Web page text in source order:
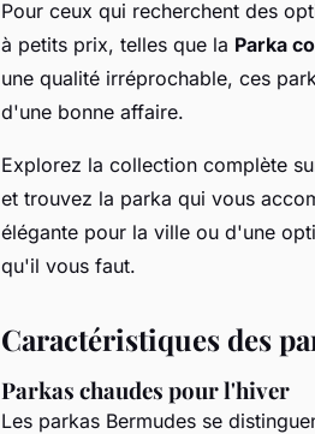
Pour ceux qui recherchent des
à petits prix, telles que la Parka
une qualité irréprochable, ces
d'une bonne affaire.
Explorez la collection complète
et trouvez la parka qui vous
élégante pour la ville ou d'une
qu'il vous faut.
Caractéristiques des
Parkas chaudes pour l'hiver
Les parkas Bermudes se